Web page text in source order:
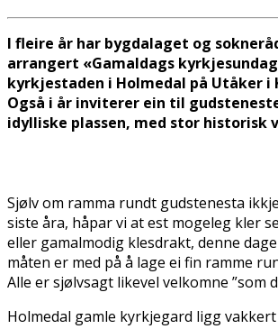
I fleire år har bygdalaget og
arrangert «Gamaldags
kyrkjestaden i Holmedal på Utåker i
Også i år inviterer ein til
idylliske plassen, med stor historisk
Sjølv om ramma rundt gudstenesta
siste åra, håpar vi at flest mogeleg kler
eller gamalmodig klesdrakt, denne
måten er med på å lage ei fin ramme
Alle er sjølvsagt likevel velkomne ”som
Holmedal gamle kyrkjegard ligg